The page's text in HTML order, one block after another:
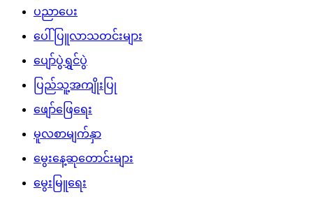
ပညာပေး
ပေါ်ပြူလာသတင်းများ
ပျော်ပွဲရွှင်ပွဲ
ပြည်သူ့အကျိုးပြု
ဖျော်ဖြေရေး
မူလစာမျက်နှာ
မွေးနေ့ဆုတောင်းများ
မွေးမြူရေး